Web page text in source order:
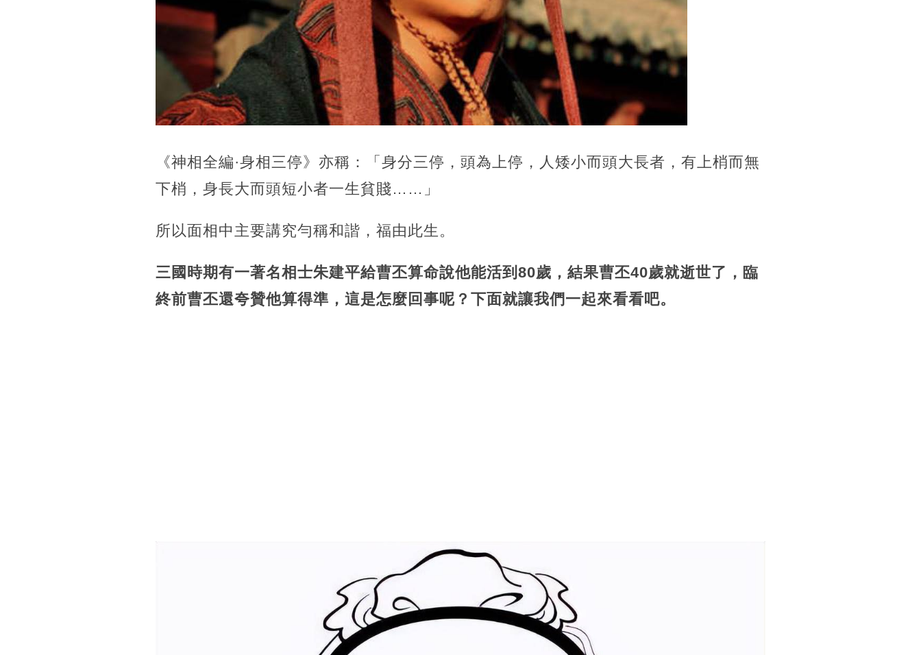
《神相全編·身相三停》亦稱：「身分三停，頭為上停，人矮小而頭大長者，有上梢而無
下梢，身長大而頭短小者一生貧賤……」
所以面相中主要講究勻稱和諧，福由此生。
三國時期有一著名相士朱建平給曹丕算命說他能活到80歲，結果曹丕40歲就逝世了，臨
終前曹丕還夸贊他算得準，這是怎麼回事呢？下面就讓我們一起來看看吧。